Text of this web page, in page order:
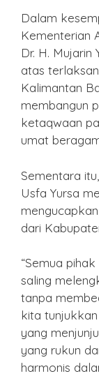
Dalam
Kementerian
Dr. H. Mujarin
atas
Kalimantan
membangun
ketaqwaan
umat
Sementara
Usfa Yursa
dari
“Semua
saling
tanpa
kita
yang
yang rukun
harmonis